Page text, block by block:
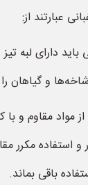
عبارتند از:
باید دارای لبه
و گیاهان را
مواد مقاوم و
و استفاده
باقی بماند.